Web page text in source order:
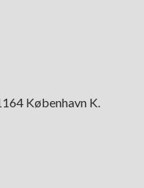
København K.